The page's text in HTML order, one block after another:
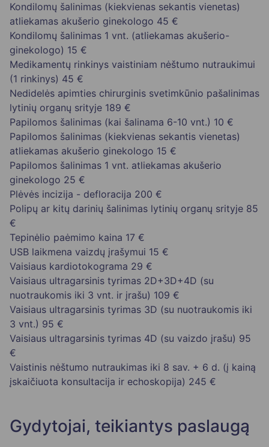
Kondilomų šalinimas (kiekvienas sekantis vienetas)
atliekamas akušerio ginekologo 45 €
Kondilomų šalinimas 1 vnt. (atliekamas akušerio-
ginekologo) 15 €
Medikamentų rinkinys vaistiniam nėštumo nutraukimui
(1 rinkinys) 45 €
Nedidelės apimties chirurginis svetimkūnio pašalinimas
lytinių organų srityje 189 €
Papilomos šalinimas (kai šalinama 6-10 vnt.) 10 €
Papilomos šalinimas (kiekvienas sekantis vienetas)
atliekamas akušerio ginekologo 15 €
Papilomos šalinimas 1 vnt. atliekamas akušerio
ginekologo 25 €
Plėvės incizija - defloracija 200 €
Polipų ar kitų darinių šalinimas lytinių organų srityje 85
€
Tepinėlio paėmimo kaina 17 €
USB laikmena vaizdų įrašymui 15 €
Vaisiaus kardiotokograma 29 €
Vaisiaus ultragarsinis tyrimas 2D+3D+4D (su
nuotraukomis iki 3 vnt. ir įrašu) 109 €
Vaisiaus ultragarsinis tyrimas 3D (su nuotraukomis iki
3 vnt.) 95 €
Vaisiaus ultragarsinis tyrimas 4D (su vaizdo įrašu) 95
€
Vaistinis nėštumo nutraukimas iki 8 sav. + 6 d. (į kainą
įskaičiuota konsultacija ir echoskopija) 245 €
Gydytojai, teikiantys paslaugą